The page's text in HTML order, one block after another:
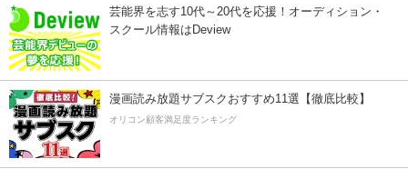
芸能界を志す10代～20代を応援！オーディション・
スクール情報はDeview
漫画読み放題サブスクおすすめ11選【徹底比較】
オリコン顧客満足度ランキング